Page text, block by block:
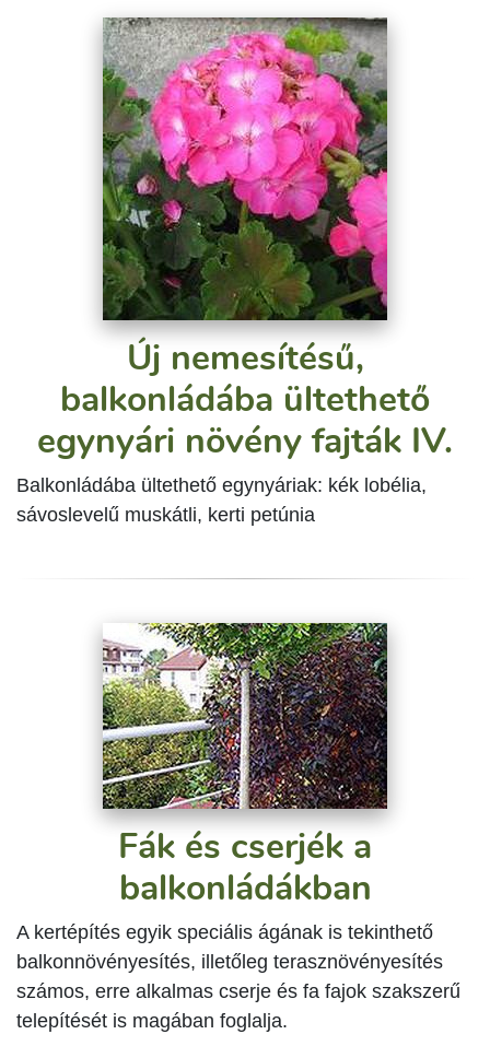
Új nemesítésű,
balkonládába ültethető
egynyári növény fajták IV.
Balkonládába ültethető egynyáriak: kék lobélia,
sávoslevelű muskátli, kerti petúnia
Fák és cserjék a
balkonládákban
A kertépítés egyik speciális ágának is tekinthető
balkonnövényesítés, illetőleg terasznövényesítés
számos, erre alkalmas cserje és fa fajok szakszerű
telepítését is magában foglalja.